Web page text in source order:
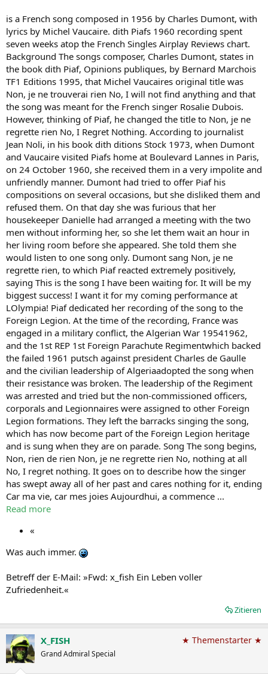
is a French song composed in 1956 by Charles Dumont, with
lyrics by Michel Vaucaire. dith Piafs 1960 recording spent
seven weeks atop the French Singles Airplay Reviews chart.
Background The songs composer, Charles Dumont, states in
the book dith Piaf, Opinions publiques, by Bernard Marchois
TF1 Editions 1995, that Michel Vaucaires original title was
Non, je ne trouverai rien No, I will not find anything and that
the song was meant for the French singer Rosalie Dubois.
However, thinking of Piaf, he changed the title to Non, je ne
regrette rien No, I Regret Nothing. According to journalist
Jean Noli, in his book dith ditions Stock 1973, when Dumont
and Vaucaire visited Piafs home at Boulevard Lannes in Paris,
on 24 October 1960, she received them in a very impolite and
unfriendly manner. Dumont had tried to offer Piaf his
compositions on several occasions, but she disliked them and
refused them. On that day she was furious that her
housekeeper Danielle had arranged a meeting with the two
men without informing her, so she let them wait an hour in
her living room before she appeared. She told them she
would listen to one song only. Dumont sang Non, je ne
regrette rien, to which Piaf reacted extremely positively,
saying This is the song I have been waiting for. It will be my
biggest success! I want it for my coming performance at
LOlympia! Piaf dedicated her recording of the song to the
Foreign Legion. At the time of the recording, France was
engaged in a military conflict, the Algerian War 19541962,
and the 1st REP 1st Foreign Parachute Regimentwhich backed
the failed 1961 putsch against president Charles de Gaulle
and the civilian leadership of Algeriaadopted the song when
their resistance was broken. The leadership of the Regiment
was arrested and tried but the non-commissioned officers,
corporals and Legionnaires were assigned to other Foreign
Legion formations. They left the barracks singing the song,
which has now become part of the Foreign Legion heritage
and is sung when they are on parade. Song The song begins,
Non, rien de rien Non, je ne regrette rien No, nothing at all
No, I regret nothing. It goes on to describe how the singer
has swept away all of her past and cares nothing for it, ending
Car ma vie, car mes joies Aujourdhui, a commence ...
Read more
«
Was auch immer.
Betreff der E-Mail: »Fwd: x_fish Ein Leben voller
Zufriedenheit.«
Zitieren
X_FISH
Grand Admiral Special
★ Themenstarter ★